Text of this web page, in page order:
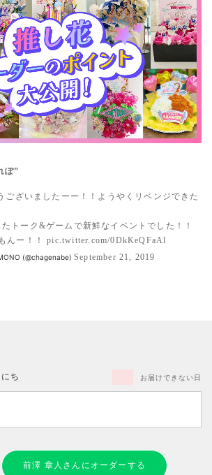
ぽ”
ございましたーー！！ようやくリベンジできた
トーク&ゲームで新鮮なイベントでした！！
んー！！pic.twitter.com/0DkKeQFaAl
(@chagenabe) September 21, 2019
ち お届けできない日
前澤 章人さんにオーダーする